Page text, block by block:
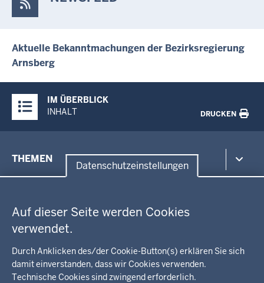
Datenschutzeinstellungen
Auf dieser Seite werden Cookies
verwendet.
Durch Anklicken des/der Cookie-Button(s) erklären Sie sich
damit einverstanden, dass wir Cookies verwenden.
Technische Cookies sind zwingend erforderlich.
Aktuelle Bekanntmachungen der Bezirksregierung
Arnsberg
Inhalte
IM ÜBERBLICK
INHALT
DRUCKEN
der
THEMEN
Kommunalaufsicht, Planung, Verkehr
Energie, Bergbau
Recht, Ordnung
Integration, Migration
Behördenleitung
Regierungsbezirk
KARRIERE
Stellenausschreibungen